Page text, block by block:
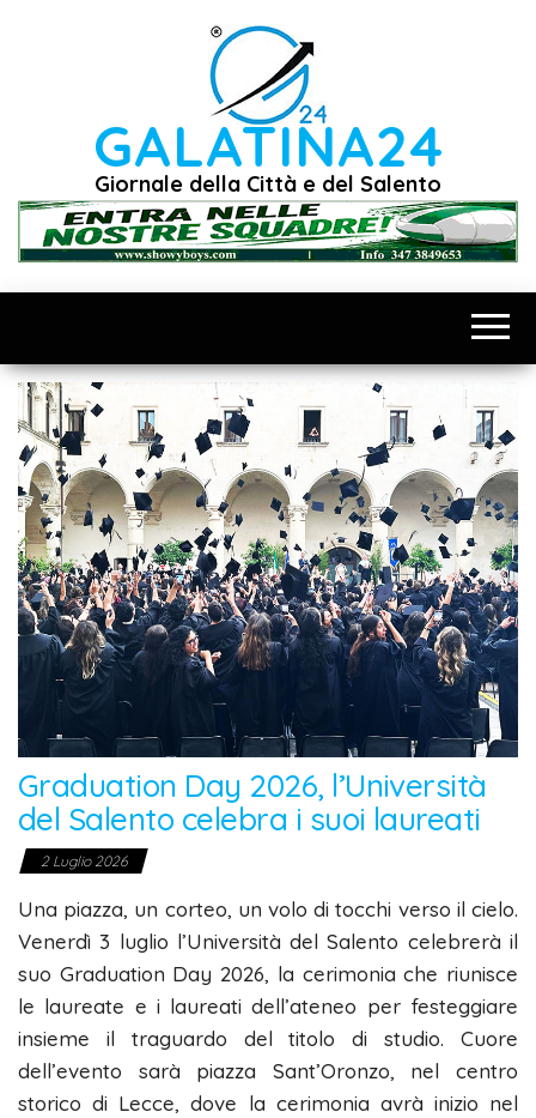
GALATINA24
Giornale della Città e del Salento
Graduation Day 2026, l’Università
del Salento celebra i suoi laureati
2 Luglio 2026
Una piazza, un corteo, un volo di tocchi verso il cielo.
Venerdì 3 luglio l’Università del Salento celebrerà il
suo Graduation Day 2026, la cerimonia che riunisce
le laureate e i laureati dell’ateneo per festeggiare
insieme il traguardo del titolo di studio. Cuore
dell’evento sarà piazza Sant’Oronzo, nel centro
storico di Lecce, dove la cerimonia avrà inizio nel